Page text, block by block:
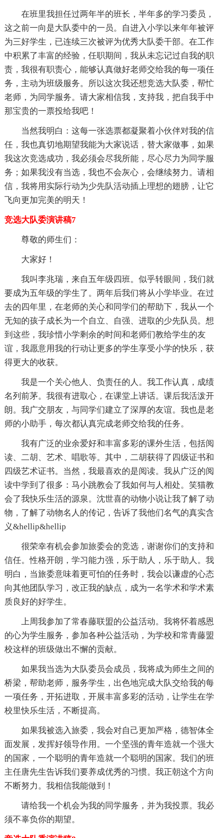
在班里我担任过两年半的班长，半年多的学习委员，
这之前一向是大队委中的一员。自进入小学以来年年被评
为三好学生，已连续三次被评为优秀大队委干部。在工作
中积累了丰富的经验，任职期间，我从未忘记过自我的职
责，我很有职责心，能够认真做好老师交给我的每一项任
务，主动为班级服务。所以这次我还想竞选大队委，帮忙
老师，为同学服务。请大家相信我，支持我，把自我手中
那宝贵的一票投给我吧！
当然我明白：这每一张选票都凝聚着小伙伴对我的信
任，我也真切地期望我能为大家说话，替大家做事，如果
我这次竞选成功，我必须会尽我所能，尽心尽力为同学服
务；如果我没有当选，我也不会灰心，会继续努力。请相
信，我将用实际行动为少先队活动插上理想的翅膀，让它
飞向更加完美的明天！
竞选大队委演讲稿7
尊敬的师生们：
大家好！
我叫李兆瑞，来自五年级四班。似乎转眼间，我们就
要成为五年级的学生了。两年后我们将从小学毕业。在过
去的四年里，在老师的关心和同学们的帮助下，我从一个
无知的孩子成长为一个自立、自强、进取的少先队员。想
到这些，我珍惜小学剩余的时间和老师们教给学生的友
谊，我愿意用我的行动让更多的学生享受小学的快乐，获
得更大的收获。
我是一个关心他人、负责任的人。我工作认真，成绩
名列前茅。我很有进取心，在课堂上讲话。课后我活泼开
朗。我广交朋友，与同学们建立了深厚的友谊。我也是老
师的小助手，每次都认真完成老师交给我的任务。
我有广泛的业余爱好和丰富多彩的课外生活，包括阅
读、二胡、艺术、唱歌等。其中，二胡获得了四级证书和
四级艺术证书。当然，我最喜欢的是阅读。我从广泛的阅
读中学到了很多：马小跳教会了我如何与人相处。笑猫教
会了我快乐生活的源泉。沈世喜的动物小说让我了解了动
物，了解了动物名人的传记，告诉了我他们名气的真实含
义&hellip&hellip
很荣幸有机会参加旅委会的竞选，谢谢你们的支持和
信任。性格开朗，学习能力强，乐于助人，乐于助人。我
明白，当旅委意味着更可怕的任务时，我会以谦虚的心态
向其他团队学习，改正我的缺点，成为一名学术和学术素
质良好的好学生。
上周我参加了常春藤联盟的公益活动。我将怀着感恩
的心为学生服务，参加各种公益活动，为学校和常青藤盟
校这样的班级做出不懈的贡献。
如果我当选为大队委员会成员，我将成为师生之间的
桥梁，帮助老师，服务学生，出色地完成大队交给我的每
一项任务，开拓进取，开展丰富多彩的活动，让学生在学
校里快乐生活，不断提高。
如果我被选入旅委，我会对自己更加严格，德智体全
面发展，发挥好领导作用。一个坚强的青年造就一个强大
的国家，一个聪明的青年造就一个聪明的国家。我们的班
主任唐先生告诉我们要养成优秀的习惯。我正朝这个方向
不断努力。我相信我能做到！
请给我一个机会为我的同学服务，并为我投票。我必
须不辜负你的期望。